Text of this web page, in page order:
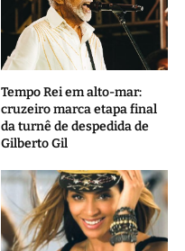
Tempo Rei em alto-mar:
cruzeiro marca etapa final
da turnê de despedida de
Gilberto Gil